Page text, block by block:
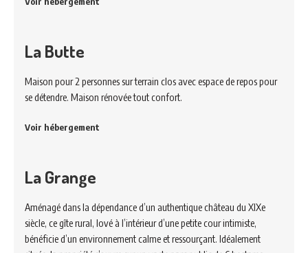
La Butte
Maison pour 2 personnes sur terrain clos avec espace de repos pour
se détendre. Maison rénovée tout confort.
Voir hébergement
La Grange
Aménagé dans la dépendance d’un authentique château du XIXe
siècle, ce gîte rural, lové à l’intérieur d’une petite cour intimiste,
bénéficie d’un environnement calme et ressourçant. Idéalement